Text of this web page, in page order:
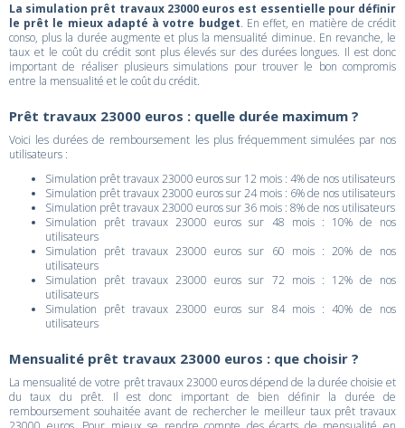
La simulation prêt travaux 23000 euros est essentielle pour définir
le prêt le mieux adapté à votre budget. En effet, en matière de crédit
conso, plus la durée augmente et plus la mensualité diminue. En revanche, le
taux et le coût du crédit sont plus élevés sur des durées longues. Il est donc
important de réaliser plusieurs simulations pour trouver le bon compromis
entre la mensualité et le coût du crédit.
Prêt travaux 23000 euros : quelle durée maximum ?
Voici les durées de remboursement les plus fréquemment simulées par nos
utilisateurs :
Simulation prêt travaux 23000 euros sur 12 mois : 4% de nos utilisateurs
Simulation prêt travaux 23000 euros sur 24 mois : 6% de nos utilisateurs
Simulation prêt travaux 23000 euros sur 36 mois : 8% de nos utilisateurs
Simulation prêt travaux 23000 euros sur 48 mois : 10% de nos
utilisateurs
Simulation prêt travaux 23000 euros sur 60 mois : 20% de nos
utilisateurs
Simulation prêt travaux 23000 euros sur 72 mois : 12% de nos
utilisateurs
Simulation prêt travaux 23000 euros sur 84 mois : 40% de nos
utilisateurs
Mensualité prêt travaux 23000 euros : que choisir ?
La mensualité de votre prêt travaux 23000 euros dépend de la durée choisie et
du taux du prêt. Il est donc important de bien définir la durée de
remboursement souhaitée avant de rechercher le meilleur taux prêt travaux